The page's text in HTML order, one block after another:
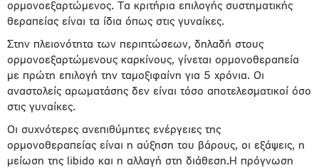
ορµονοεξαρτώµενος. Τα κριτήρια επιλογής συστηµατικής
θεραπείας είναι τα ίδια όπως στις γυναίκες.
Στην πλειονότητα των περιπτώσεων, δηλαδή στους
ορµονοεξαρτώµενους καρκίνους, γίνεται ορµονοθεραπεία
µε πρώτη επιλογή την ταµοξιφαίνη για 5 χρόνια. Οι
αναστολείς αρωµατάσης δεν είναι τόσο αποτελεσµατικοί όσο
στις γυναίκες.
Οι συχνότερες ανεπιθύµητες ενέργειες της
ορµονοθεραπείας είναι η αύξηση του βάρους, οι εξάψεις, η
µείωση της libido και η αλλαγή στη διάθεση.Η πρόγνωση